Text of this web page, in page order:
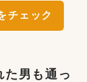
チェック
男も通っ